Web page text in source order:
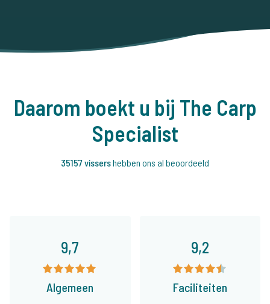
Daarom boekt u bij The Carp
Specialist
35157 vissershebben ons al beoordeeld
9,7
Algemeen
9,2
Faciliteiten